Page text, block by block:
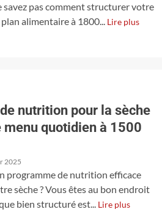
savez pas comment structurer votre
alimentaire à 1800... Lire plus
nutrition pour la sèche
menu quotidien à 1500
2025
programme de nutrition efficace
sèche ? Vous êtes au bon endroit
bien structuré est... Lire plus